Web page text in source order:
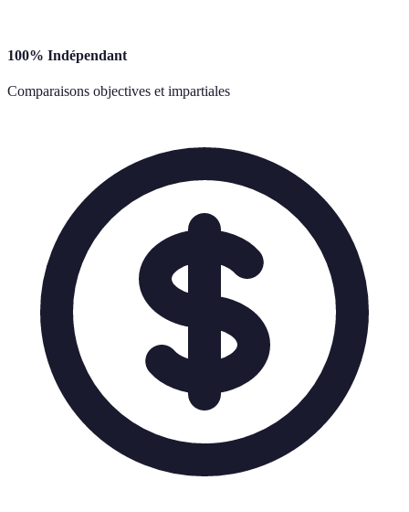
100% Indépendant
Comparaisons objectives et impartiales